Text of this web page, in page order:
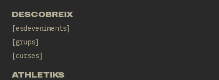
DESCOBREIX
esdeveniments
grups
curses
ATHLETIKS